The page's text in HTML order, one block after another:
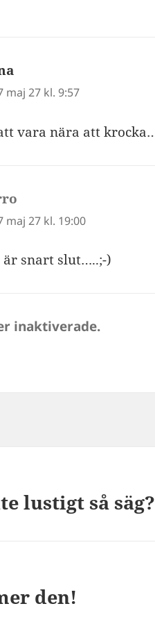
maj 27 kl. 9:57
vara nära att
maj 27 kl. 19:00
är snart slut…..;-)
inaktiverade.
lustigt så säg?
den!